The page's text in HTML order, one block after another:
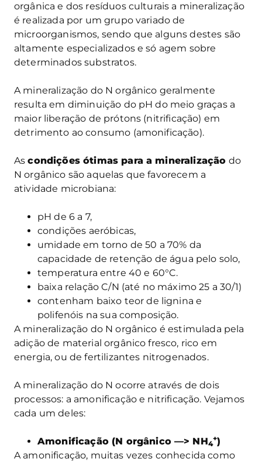
orgânica e dos resíduos culturais a mineralização
é realizada por um grupo variado de
microorganismos, sendo que alguns destes são
altamente especializados e só agem sobre
determinados substratos.
A mineralização do N orgânico geralmente
resulta em diminuição do pH do meio graças a
maior liberação de prótons (nitrificação) em
detrimento ao consumo (amonificação).
Ascondições ótimas para a mineralização do
N orgânico são aquelas que favorecem a
atividade microbiana:
pH de 6 a 7,
condições aeróbicas,
umidade em torno de 50 a 70% da
capacidade de retenção de água pelo solo,
temperatura entre 40 e 60°C.
baixa relação C/N (até no máximo 25 a 30/1)
contenham baixo teor de lignina e
polifenóis na sua composição.
A mineralização do N orgânico é estimulada pela
adição de material orgânico fresco, rico em
energia, ou de fertilizantes nitrogenados.
A mineralização do N ocorre através de dois
processos: a amonificação e nitrificação. Vejamos
cada um deles:
Amonificação (N orgânico —> NH4
+)
A amonificação, muitas vezes conhecida como